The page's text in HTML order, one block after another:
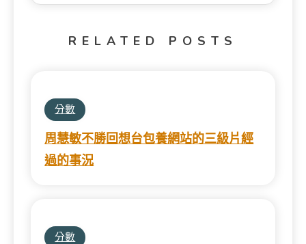
RELATED POSTS
分數
周慧敏不勝回想台包養網站的三級片經
過的事況
分數